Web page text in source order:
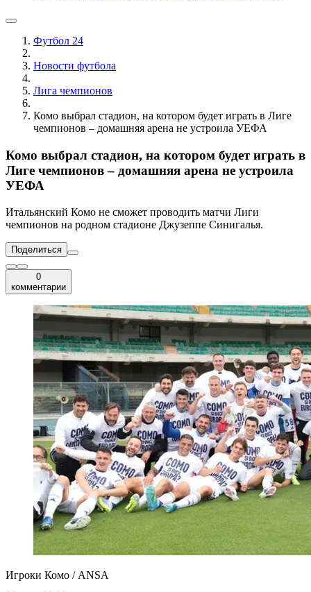
Футбол 24
Новости футбола
Лига чемпионов
Комо выбрал стадион, на котором будет играть в Лиге
чемпионов – домашняя арена не устроила УЕФА
Комо выбрал стадион, на котором будет играть в
Лиге чемпионов – домашняя арена не устроила
УЕФА
Итальянский Комо не сможет проводить матчи Лиги
чемпионов на родном стадионе Джузеппе Синигалья.
Поделиться
0
комментарии
Игроки Комо / ANSA